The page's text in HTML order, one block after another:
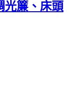
光簾、床頭